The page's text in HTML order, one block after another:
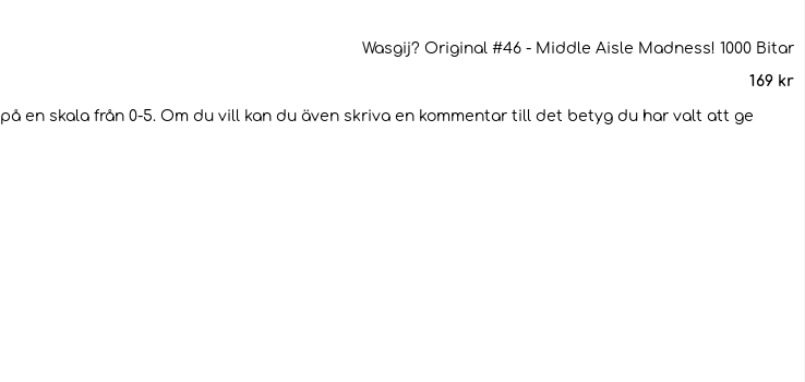
Wasgij? Original #46 - Middle Aisle Madness! 1000 Bitar
169 kr
på en skala från 0-5. Om du vill kan du även skriva en kommentar till det betyg du har valt att ge